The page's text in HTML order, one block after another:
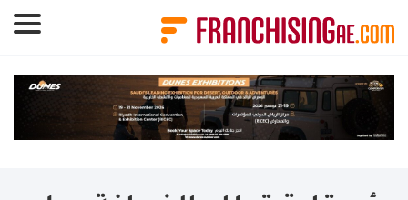
لوحة إدارة ملفات تعريف الارتباط